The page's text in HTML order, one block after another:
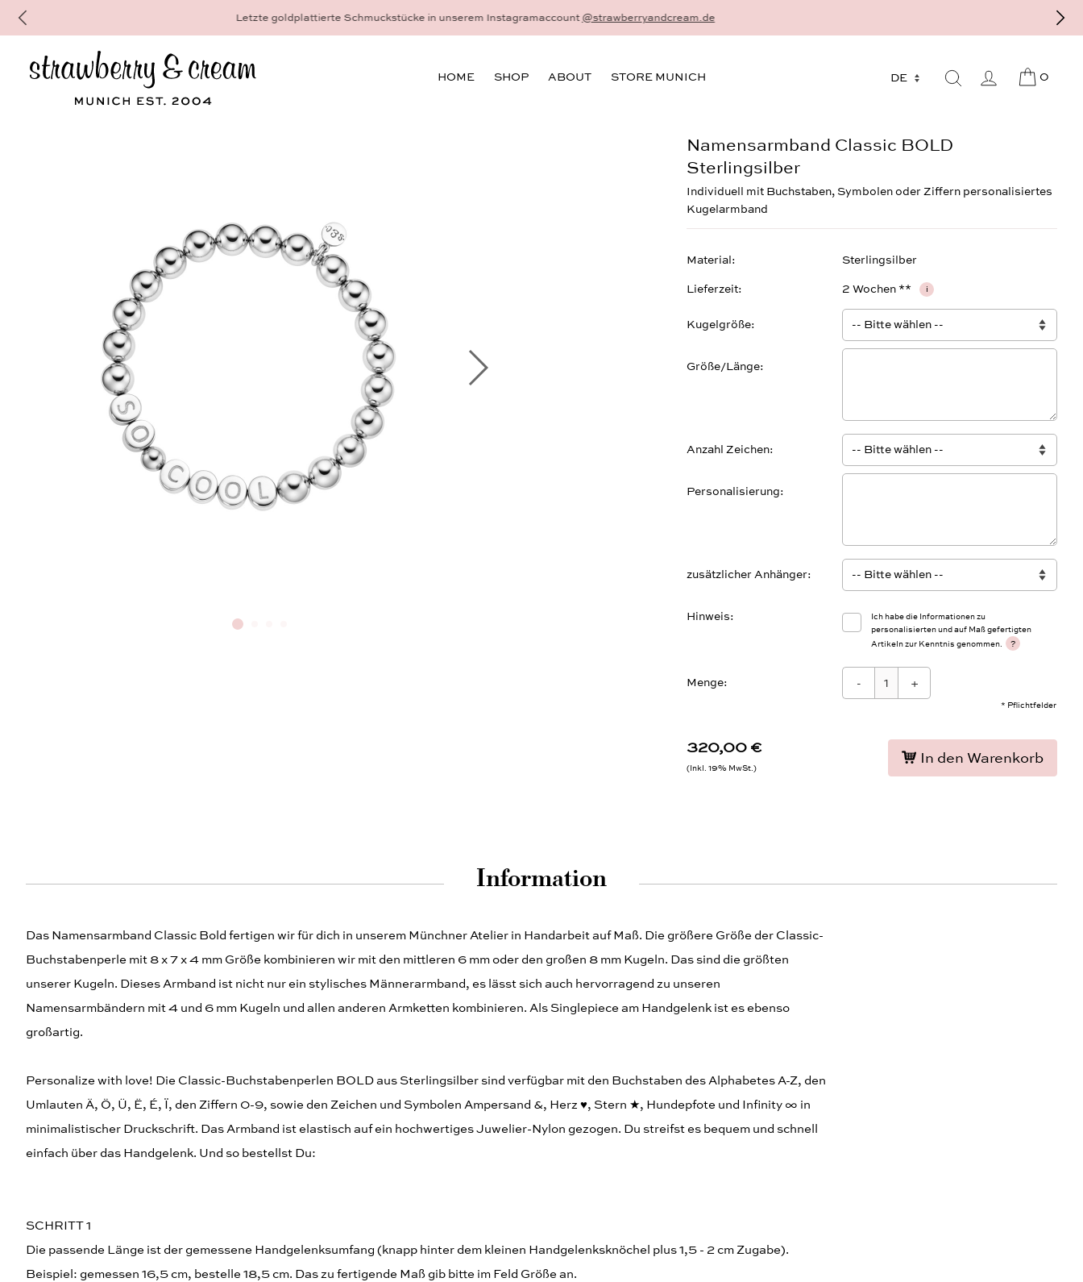
Dein schönster und persönlichster Schmuck - 18 Karat Gold und Sterlingsilber - gefertigt als Einzelstück auf Bestellung, individuell und auf Maß
HOME SHOP ABOUT STORE MUNICH 0
Namensarmband Classic BOLD
Sterlingsilber
Individuell mit Buchstaben, Symbolen oder Ziffern personalisiertes
Kugelarmband
320,00 €
Inkl. 19% MwSt.
Material Sterlingsilber
Lieferzeit 2 Wochen ** i
Kugelgröße
Größe/Länge
Anzahl Zeichen
Personalisierung
zusätzlicher Anhänger
Hinweis
Ich habe die Informationen zu
personalisierten und auf Maß gefertigten
Artikeln zur Kenntnis genommen.
?
* Pflichtfelder
Menge: - +
In den Warenkorb
Information
Das Namensarmband Classic Bold fertigen wir für dich in unserem Münchner Atelier in Handarbeit auf Maß. Die größere Größe der Classic-
Buchstabenperle mit 8 x 7 x 4 mm Größe kombinieren wir mit den mittleren 6 mm oder den großen 8 mm Kugeln. Das sind die größten
unserer Kugeln. Dieses Armband ist nicht nur ein stylisches Männerarmband, es lässt sich auch hervorragend zu unseren
Namensarmbändern mit 4 und 6 mm Kugeln und allen anderen Armketten kombinieren. Als Singlepiece am Handgelenk ist es ebenso
großartig.
Personalize with love! Die Classic-Buchstabenperlen BOLD aus Sterlingsilber sind verfügbar mit den Buchstaben des Alphabetes A-Z, den
Umlauten Ä, Ö, Ü, Ë, É, Ï, den Ziffern 0-9, sowie den Zeichen und Symbolen Ampersand &, Herz ♥︎, Stern ★, Hundepfote und Infinity ∞ in
minimalistischer Druckschrift. Das Armband ist elastisch auf ein hochwertiges Juwelier-Nylon gezogen. Du streifst es bequem und schnell
einfach über das Handgelenk. Und so bestellst Du:
SCHRITT 1
Die passende Länge ist der gemessene Handgelenksumfang (knapp hinter dem kleinen Handgelenksknöchel plus 1,5 - 2 cm Zugabe).
Beispiel: gemessen 16,5 cm, bestelle 18,5 cm. Das zu fertigende Maß gib bitte im Feld Größe an.